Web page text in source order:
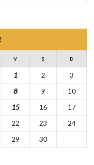
V S D
1 2
3
8 9
10
15 16
17
22 23
24
29
30